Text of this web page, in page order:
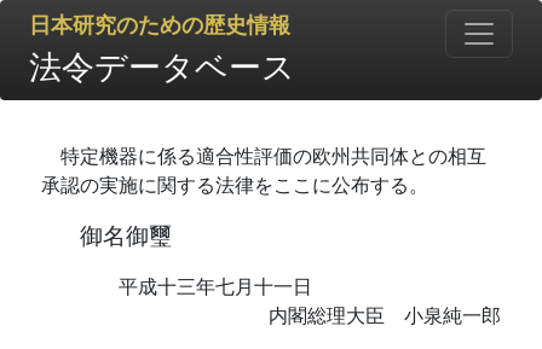
日本研究のための歴史情報
法令データベース
特定機器に係る適合性評価の欧州共同体との相互
承認の実施に関する法律をここに公布する。
御名御璽
平成十三年七月十一日
内閣総理大臣 小泉純一郎